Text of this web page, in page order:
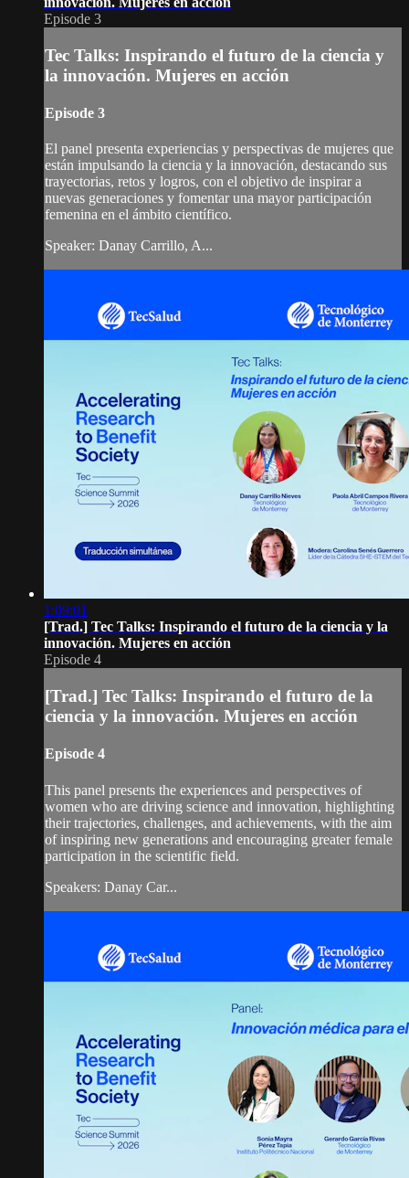
Episode 3
Tec Talks: Inspirando el futuro de la ciencia y
la innovación. Mujeres en acción
Episode 3
El panel presenta experiencias y perspectivas de mujeres que
están impulsando la ciencia y la innovación, destacando sus
trayectorias, retos y logros, con el objetivo de inspirar a
nuevas generaciones y fomentar una mayor participación
femenina en el ámbito científico.
Speaker: Danay Carrillo, A...
1:09:01
[Trad.] Tec Talks: Inspirando el futuro de la ciencia y la
innovación. Mujeres en acción
Episode 4
[Trad.] Tec Talks: Inspirando el futuro de la
ciencia y la innovación. Mujeres en acción
Episode 4
This panel presents the experiences and perspectives of
women who are driving science and innovation, highlighting
their trajectories, challenges, and achievements, with the aim
of inspiring new generations and encouraging greater female
participation in the scientific field.
Speakers: Danay Car...